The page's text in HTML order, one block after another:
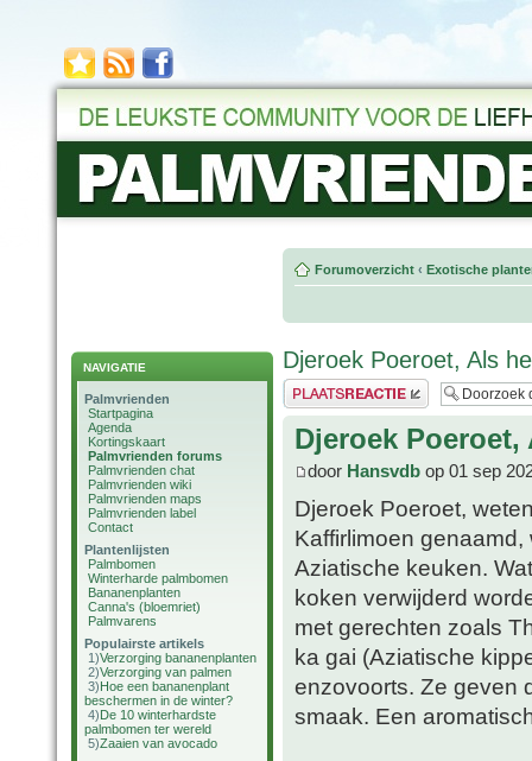
NAVIGATIE
Palmvrienden
Startpagina
Agenda
Kortingskaart
Palmvrienden forums
Palmvrienden chat
Palmvrienden wiki
Palmvrienden maps
Palmvrienden label
Contact
Plantenlijsten
Palmbomen
Winterharde palmbomen
Bananenplanten
Canna's (bloemriet)
Palmvarens
Populairste artikels
1)Verzorging bananenplanten
2)Verzorging van palmen
3)Hoe een bananenplant
beschermen in de winter?
4)De 10 winterhardste
palmbomen ter wereld
5)Zaaien van avocado
Forumoverzicht ‹ Exotische
Djeroek Poeroet, Als
Plaats een reactie
Djeroek
door Hansvdb op 01 sep
Djeroek Poeroet,
Kaffirlimoen
Aziatische keuken.
koken verwijderd
met gerechten zoals
ka gai (Aziatische
enzovoorts. Ze geven
smaak. Een